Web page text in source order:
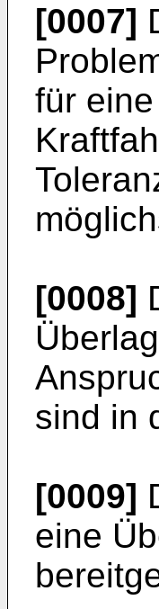
[0007]
für
[0008]
sind in
[0009]
eine